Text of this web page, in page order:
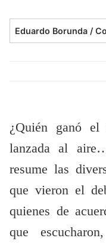
Eduardo Borunda /
¿Quién ganó el
lanzada al
resume las
que vieron el
quienes de
que